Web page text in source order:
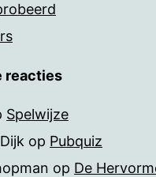
reacties
Spelwijze
op Pubquiz
op De